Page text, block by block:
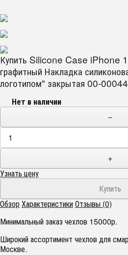
Купить Silicone Case iPhone
графитный Накладка
логотипом" закрытая 00-
Нет в наличии
−
+
Узнать цену
ОбзорХарактеристикиОтзывы (0)
Минимальный заказ чехлов 15000р.
Широкий ассортимент чехлов для
Москве.